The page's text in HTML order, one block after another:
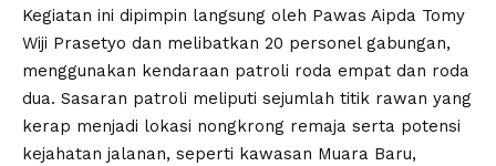
Kegiatan ini dipimpin langsung oleh Pawas Aipda Tomy
Wiji Prasetyo dan melibatkan 20 personel gabungan,
menggunakan kendaraan patroli roda empat dan roda
dua. Sasaran patroli meliputi sejumlah titik rawan yang
kerap menjadi lokasi nongkrong remaja serta potensi
kejahatan jalanan, seperti kawasan Muara Baru,